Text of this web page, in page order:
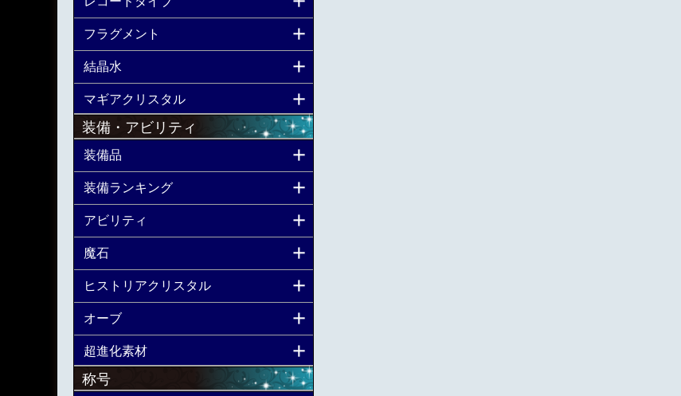
フラグメント
結晶水
マギアクリスタル
装備・アビリティ
装備品
装備ランキング
アビリティ
魔石
ヒストリアクリスタル
オーブ
超進化素材
称号